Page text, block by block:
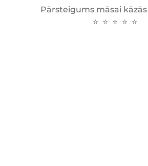
Pārsteigums māsai
⭐ ⭐ ⭐ ⭐ ⭐